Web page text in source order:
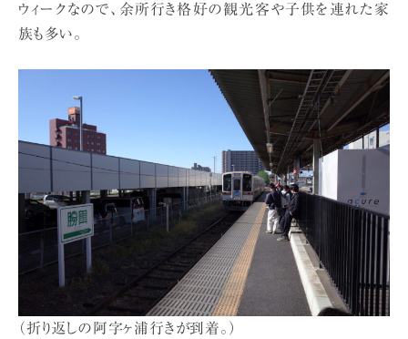
ウィークなので、余所行き格好の観光客や子供を連れた家
族も多い。
（折り返しの阿字ヶ浦行きが到着。）